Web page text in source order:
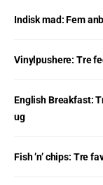
Indisk mad: Fem
Vinylpushere: Tre
English Breakfast:
ug
Fish ’n’ chips: Tre